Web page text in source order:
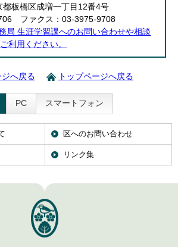
板橋区成増一丁目12番4号
ファクス：03-3975-9708
局 生涯学習課へのお問い合わせや相談
利用ください。
へ戻る トップページへ戻る
PC スマートフォン
区へのお問い合わせ
リンク集